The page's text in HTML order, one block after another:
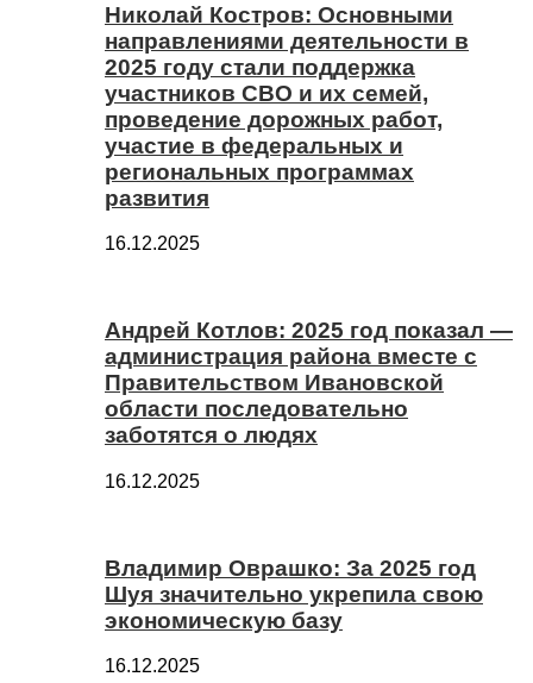
Николай Костров: Основными
направлениями деятельности в
2025 году стали поддержка
участников СВО и их семей,
проведение дорожных работ,
участие в федеральных и
региональных программах
развития
16.12.2025
Андрей Котлов: 2025 год показал —
администрация района вместе с
Правительством Ивановской
области последовательно
заботятся о людях
16.12.2025
Владимир Оврашко: За 2025 год
Шуя значительно укрепила свою
экономическую базу
16.12.2025